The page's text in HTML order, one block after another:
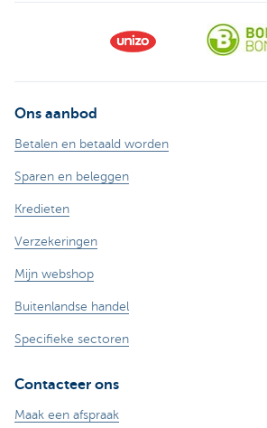
Ons aanbod
Betalen en betaald worden
Sparen en beleggen
Kredieten
Verzekeringen
Mijn webshop
Buitenlandse handel
Specifieke sectoren
Contacteer ons
Maak een afspraak